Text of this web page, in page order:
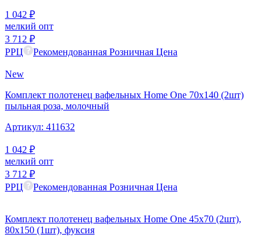
1 042 ₽
мелкий опт
3 712 ₽
РРЦ
Рекомендованная Розничная Цена
New
Комплект полотенец вафельных Home One 70х140 (2шт)
пыльная роза, молочный
Артикул: 411632
1 042 ₽
мелкий опт
3 712 ₽
РРЦ
Рекомендованная Розничная Цена
Комплект полотенец вафельных Home One 45х70 (2шт),
80х150 (1шт), фуксия